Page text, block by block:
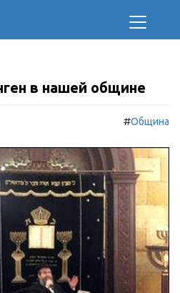
в нашей общине
#Община